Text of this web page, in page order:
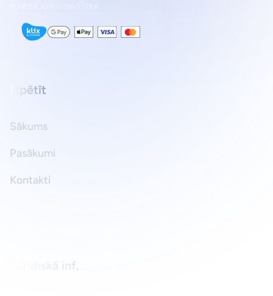
Izpētīt
Sākums
Pasākumi
Kontakti
Juridiskā inf.